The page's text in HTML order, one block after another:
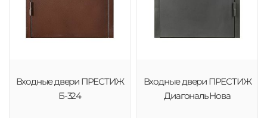
Входные двери ПРЕСТИЖ
Б-324
Входные двери ПРЕСТИЖ
Диагональ Нова